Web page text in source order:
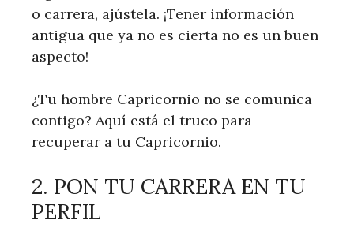
o carrera, ajústela. ¡Tener información
antigua que ya no es cierta no es un buen
aspecto!
¿Tu hombre Capricornio no se comunica
contigo? Aquí está el truco para
recuperar a tu Capricornio.
2. PON TU CARRERA EN TU
PERFIL